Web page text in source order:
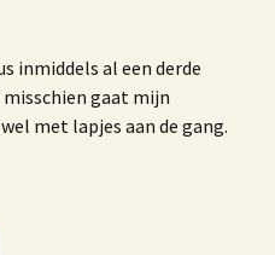
inmiddels al een derde
gaat mijn
met lapjes aan de gang.